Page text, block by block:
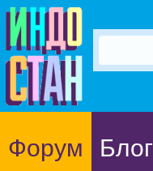
Форум Блог